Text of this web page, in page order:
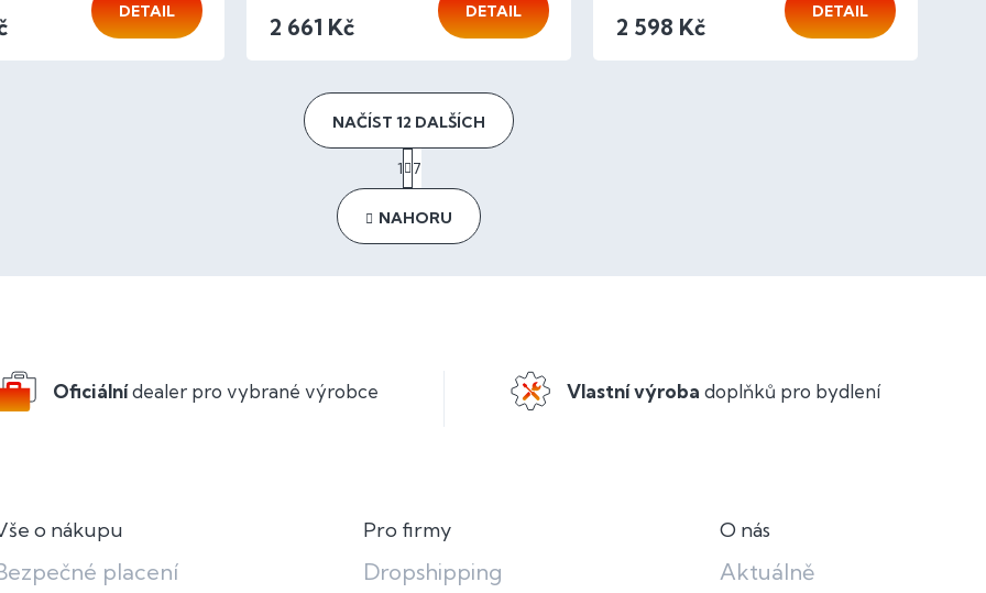
DETAIL
2 661 Kč
DETAIL
2 598 Kč
DETAIL
O
l
á
a
s
NAČÍST 12 DALŠÍCH
S
t
r
á
k
1 7
NAHORU
Oficiálnídealer pro vybrané výrobce Vlastní výroba doplňků pro bydlení
o nákupu
placení
Pro firmy
Dropshipping
O nás
Aktuálně